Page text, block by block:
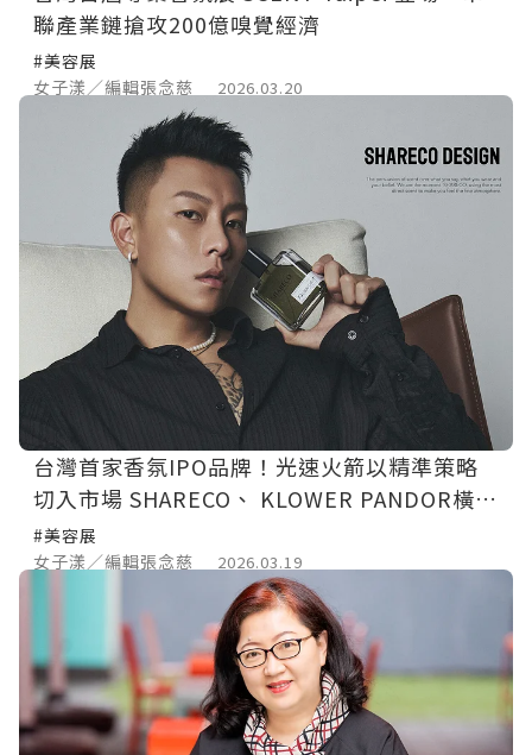
聯產業鏈搶攻200億嗅覺經濟
#美容展
女子漾／編輯張念慈
2026.03.20
台灣首家香氛IPO品牌！光速火箭以精準策略
切入市場 SHARECO、 KLOWER PANDOR橫掃
社群關鍵曝光
#美容展
女子漾／編輯張念慈
2026.03.19